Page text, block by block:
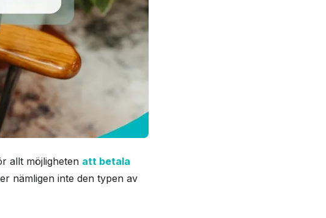
allt möjligheten att betala
nämligen inte den typen av